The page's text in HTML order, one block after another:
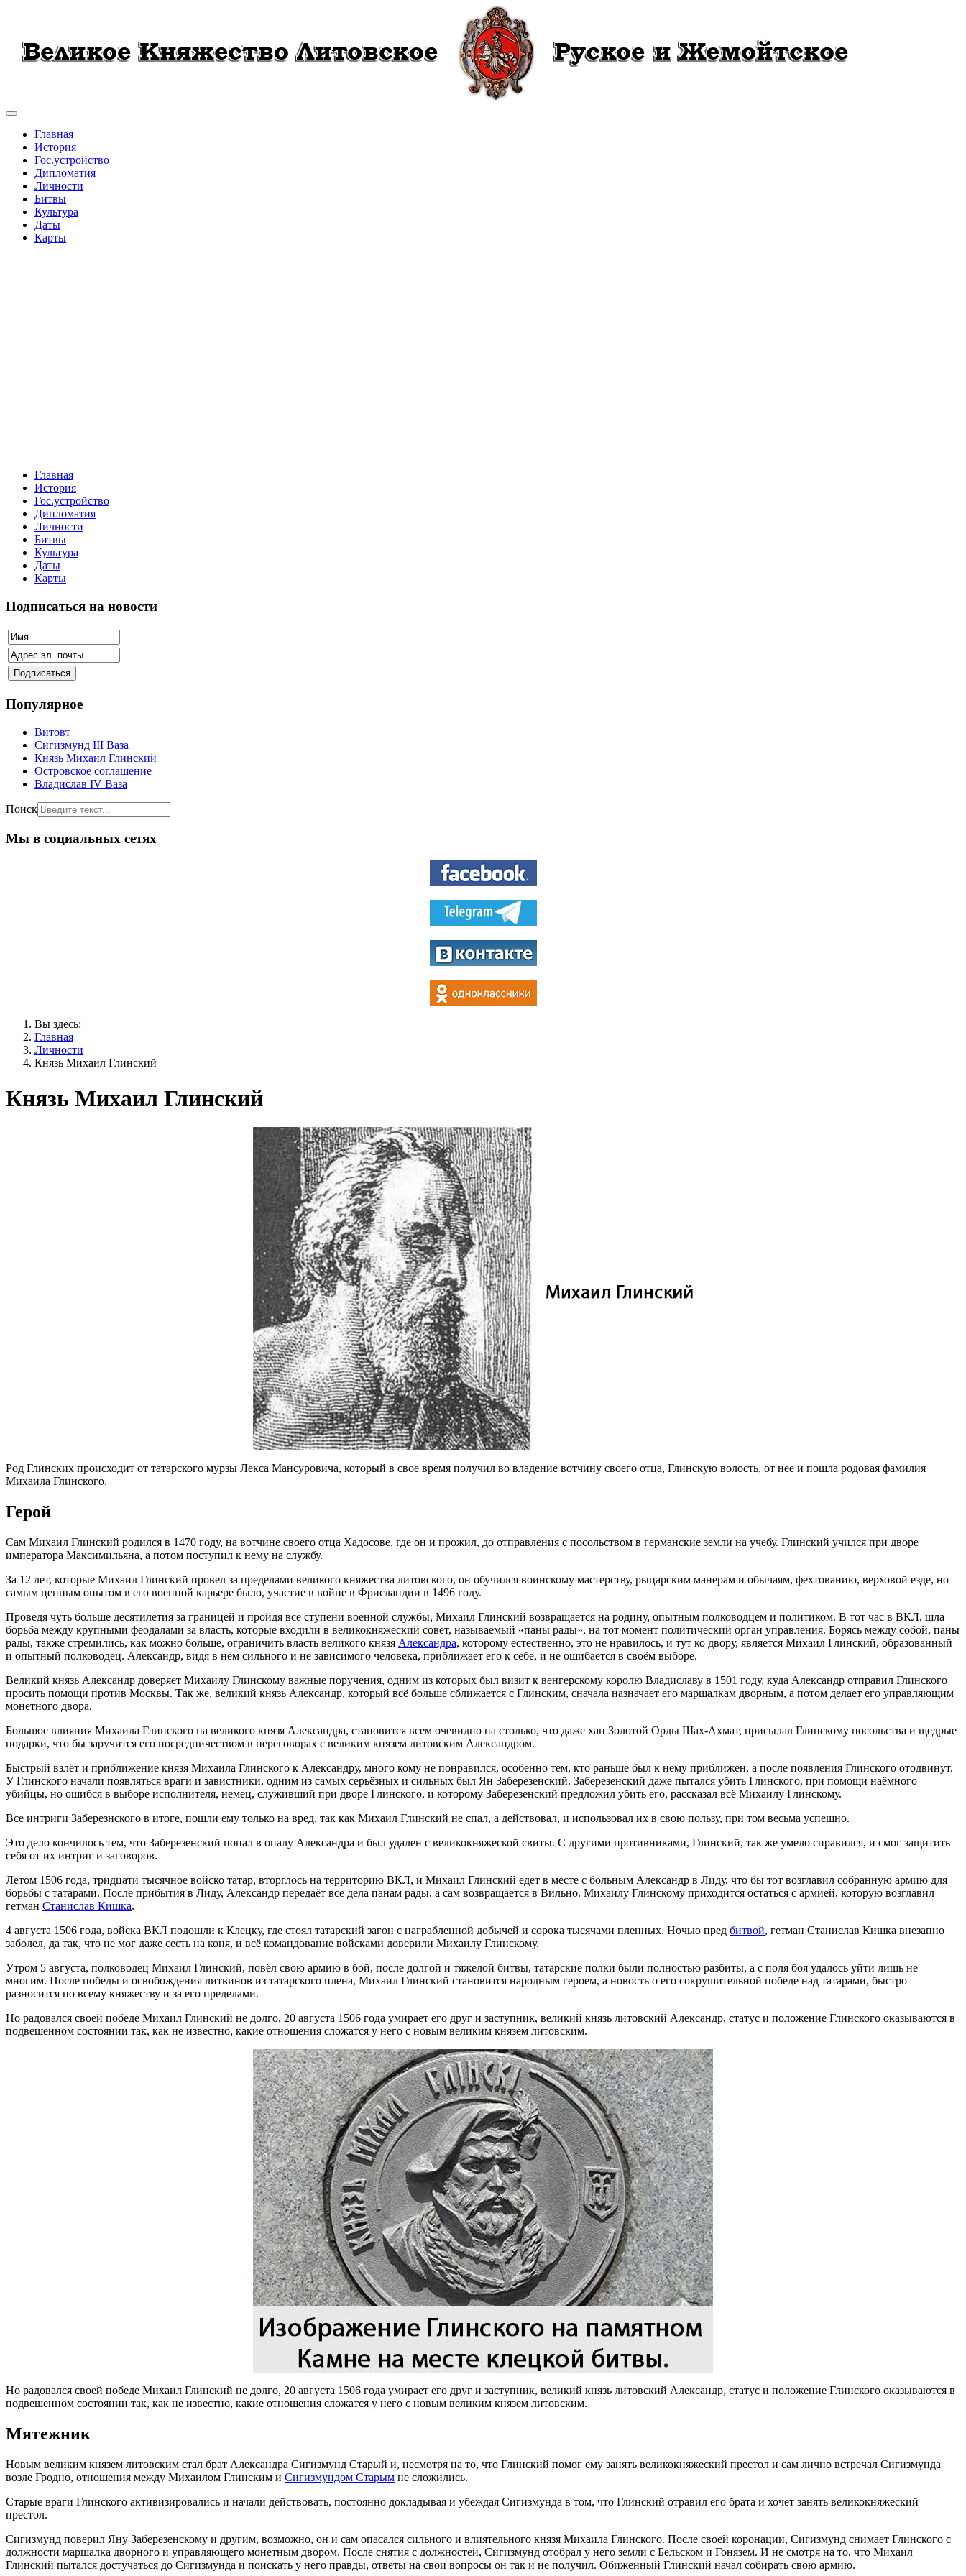
Главная
История
Гос.устройство
Дипломатия
Личности
Битвы
Культура
Даты
Карты
Главная
История
Гос.устройство
Дипломатия
Личности
Битвы
Культура
Даты
Карты
Подписаться на новости
Популярное
Витовт
Сигизмунд III Ваза
Князь Михаил Глинский
Островское соглашение
Владислав IV Ваза
Поиск
Мы в социальных сетях
Вы здесь:
Главная
Личности
Князь Михаил Глинский
Князь Михаил Глинский
Род Глинских происходит от татарского мурзы Лекса Мансуровича, который в свое время получил во владение вотчину своего отца, Глинскую волость, от нее и пошла родовая фамилия
Михаила Глинского.
Герой
Сам Михаил Глинский родился в 1470 году, на вотчине своего отца Хадосове, где он и прожил, до отправления с посольством в германские земли на учебу. Глинский учился при дворе
императора Максимильяна, а потом поступил к нему на службу.
За 12 лет, которые Михаил Глинский провел за пределами великого княжества литовского, он обучился воинскому мастерству, рыцарским манерам и обычаям, фехтованию, верховой езде, но
самым ценным опытом в его военной карьере было, участие в войне в Фрисландии в 1496 году.
Проведя чуть больше десятилетия за границей и пройдя все ступени военной службы, Михаил Глинский возвращается на родину, опытным полководцем и политиком. В тот час в ВКЛ, шла
борьба между крупными феодалами за власть, которые входили в великокняжеский совет, называемый «паны рады», на тот момент политический орган управления. Борясь между собой, паны
рады, также стремились, как можно больше, ограничить власть великого князя Александра, которому естественно, это не нравилось, и тут ко двору, является Михаил Глинский, образованный
и опытный полководец. Александр, видя в нём сильного и не зависимого человека, приближает его к себе, и не ошибается в своём выборе.
Великий князь Александр доверяет Михаилу Глинскому важные поручения, одним из которых был визит к венгерскому королю Владиславу в 1501 году, куда Александр отправил Глинского
просить помощи против Москвы. Так же, великий князь Александр, который всё больше сближается с Глинским, сначала назначает его маршалкам дворным, а потом делает его управляющим
монетного двора.
Большое влияния Михаила Глинского на великого князя Александра, становится всем очевидно на столько, что даже хан Золотой Орды Шах-Ахмат, присылал Глинскому посольства и щедрые
подарки, что бы заручится его посредничеством в переговорах с великим князем литовским Александром.
Быстрый взлёт и приближение князя Михаила Глинского к Александру, много кому не понравился, особенно тем, кто раньше был к нему приближен, а после появления Глинского отодвинут.
У Глинского начали появляться враги и завистники, одним из самых серьёзных и сильных был Ян Заберезенский. Заберезенский даже пытался убить Глинского, при помощи наёмного
убийцы, но ошибся в выборе исполнителя, немец, служивший при дворе Глинского, и которому Заберезенский предложил убить его, рассказал всё Михаилу Глинскому.
Все интриги Заберезнского в итоге, пошли ему только на вред, так как Михаил Глинский не спал, а действовал, и использовал их в свою пользу, при том весьма успешно.
Это дело кончилось тем, что Заберезенский попал в опалу Александра и был удален с великокняжеской свиты. С другими противниками, Глинский, так же умело справился, и смог защитить
себя от их интриг и заговоров.
Летом 1506 года, тридцати тысячное войско татар, вторглось на территорию ВКЛ, и Михаил Глинский едет в месте с больным Александр в Лиду, что бы тот возглавил собранную армию для
борьбы с татарами. После прибытия в Лиду, Александр передаёт все дела панам рады, а сам возвращается в Вильно. Михаилу Глинскому приходится остаться с армией, которую возглавил
гетман Станислав Кишка.
4 августа 1506 года, войска ВКЛ подошли к Клецку, где стоял татарский загон с награбленной добычей и сорока тысячами пленных. Ночью пред битвой, гетман Станислав Кишка внезапно
заболел, да так, что не мог даже сесть на коня, и всё командование войсками доверили Михаилу Глинскому.
Утром 5 августа, полководец Михаил Глинский, повёл свою армию в бой, после долгой и тяжелой битвы, татарские полки были полностью разбиты, а с поля боя удалось уйти лишь не
многим. После победы и освобождения литвинов из татарского плена, Михаил Глинский становится народным героем, а новость о его сокрушительной победе над татарами, быстро
разносится по всему княжеству и за его пределами.
Но радовался своей победе Михаил Глинский не долго, 20 августа 1506 года умирает его друг и заступник, великий князь литовский Александр, статус и положение Глинского оказываются в
подвешенном состоянии так, как не известно, какие отношения сложатся у него с новым великим князем литовским.
Но радовался своей победе Михаил Глинский не долго, 20 августа 1506 года умирает его друг и заступник, великий князь литовский Александр, статус и положение Глинского оказываются в
подвешенном состоянии так, как не известно, какие отношения сложатся у него с новым великим князем литовским.
Мятежник
Новым великим князем литовским стал брат Александра Сигизмунд Старый и, несмотря на то, что Глинский помог ему занять великокняжеский престол и сам лично встречал Сигизмунда
возле Гродно, отношения между Михаилом Глинским и Сигизмундом Старым не сложились.
Старые враги Глинского активизировались и начали действовать, постоянно докладывая и убеждая Сигизмунда в том, что Глинский отравил его брата и хочет занять великокняжеский
престол.
Сигизмунд поверил Яну Заберезенскому и другим, возможно, он и сам опасался сильного и влиятельного князя Михаила Глинского. После своей коронации, Сигизмунд снимает Глинского с
должности маршалка дворного и управляющего монетным двором. После снятия с должностей, Сигизмунд отобрал у него земли с Бельском и Гонязем. И не смотря на то, что Михаил
Глинский пытался достучаться до Сигизмунда и поискать у него правды, ответы на свои вопросы он так и не получил. Обиженный Глинский начал собирать свою армию.